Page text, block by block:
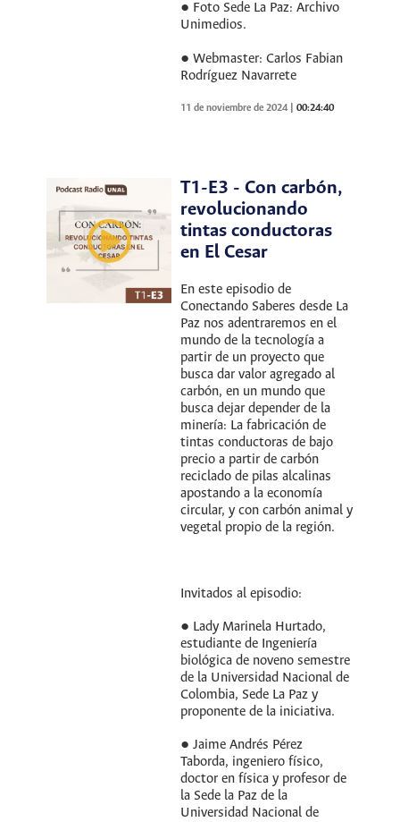
● Foto Sede La Paz: Archivo
Unimedios.
● Webmaster: Carlos Fabian
Rodríguez Navarrete
11 de noviembre de 2024 |00:24:40
T1-E3 - Con carbón,
revolucionando
tintas conductoras
en El Cesar
En este episodio de
Conectando Saberes desde La
Paz nos adentraremos en el
mundo de la tecnología a
partir de un proyecto que
busca dar valor agregado al
carbón, en un mundo que
busca dejar depender de la
minería: La fabricación de
tintas conductoras de bajo
precio a partir de carbón
reciclado de pilas alcalinas
apostando a la economía
circular, y con carbón animal y
vegetal propio de la región.
Invitados al episodio:
● Lady Marinela Hurtado,
estudiante de Ingeniería
biológica de noveno semestre
de la Universidad Nacional de
Colombia, Sede La Paz y
proponente de la iniciativa.
● Jaime Andrés Pérez
Taborda, ingeniero físico,
doctor en física y profesor de
la Sede la Paz de la
Universidad Nacional de